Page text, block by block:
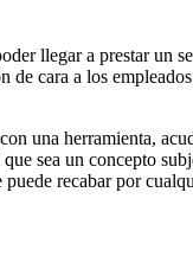
llegar a prestar un
cara a los
una herramienta,
sea un concepto
recabar por